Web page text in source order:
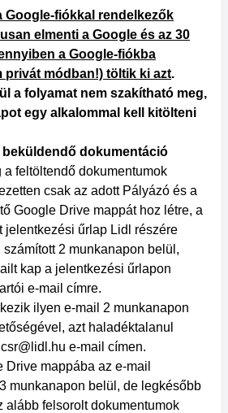
Google-fiókkal rendelkezők
elmenti a Google és az 30
a Google-fiókba
privát módban!) töltik ki azt.
a folyamat nem szakítható meg,
egy alkalommal kell kitölteni
beküldendő dokumentáció
a feltöltendő dokumentumok
csak az adott Pályázó és a
Google Drive mappát hoz létre, a
jelentkezési űrlap Lidl részére
2 munkanapon belül,
kap a jelentkezési űrlapon
e-mail címre.
ilyen e-mail 2 munkanapon
azt haladéktalanul
e-mail címen.
Drive mappába az e-mail
munkanapon belül, de legkésőbb
alább felsorolt dokumentumok